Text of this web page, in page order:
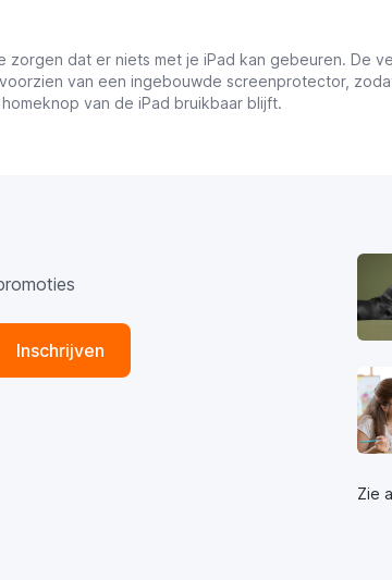
dat er niets met je iPad kan gebeuren. De
van een ingebouwde screenprotector,
van de iPad bruikbaar blijft.
Inschrijven
Zie